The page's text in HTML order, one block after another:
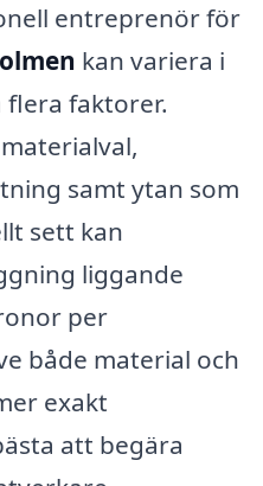
entreprenör för
kan variera i
flera faktorer.
samt ytan som
sett kan
liggande
per
både material och
exakt
att begära